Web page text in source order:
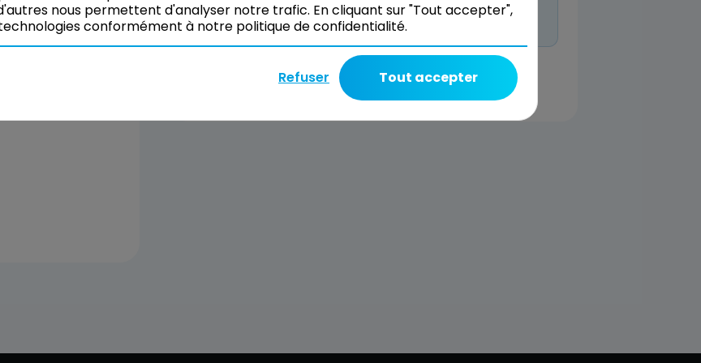
Vous pouvez tout de même réserver et nous décrire
vos besoins.
nous permettent d'analyser notre trafic. En cliquant sur "Tout accepter",
conformément à notre politique de confidentialité.
Refuser Tout accepter